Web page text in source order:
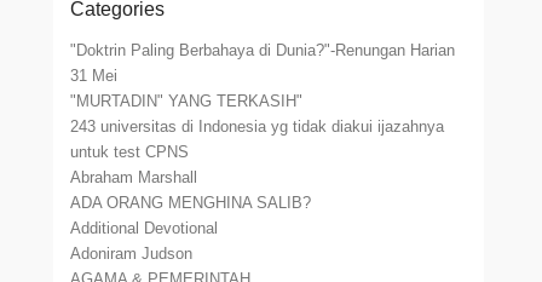
Categories
"Doktrin Paling Berbahaya di Dunia?"-Renungan Harian
31 Mei
"MURTADIN" YANG TERKASIH"
243 universitas di Indonesia yg tidak diakui ijazahnya
untuk test CPNS
Abraham Marshall
ADA ORANG MENGHINA SALIB?
Additional Devotional
Adoniram Judson